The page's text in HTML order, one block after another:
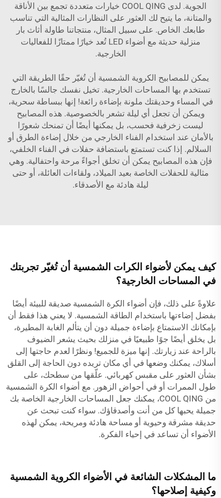
الجوية. لدى COOL QING خيارات متعددة تجمع بين الأناقة
والمتانة، ما يتيح لك العثور على النظارات المثالية التي تناسب
طابعك الخاص. على سبيل المثال، منتجاتنا طاولة أثاث بار
منزلية حديثة مع أضواء LED
تُعد خيارًا ممتازًا للفعاليات
الخارجية.
يمكن للمصابيح الكروية الشمسية أن تُغيّر حقًا الطريقة التي
تستخدم بها المساحات الخارجية. تخيل نفسك جالسًا بالخارج
في المساء وحديقتك ملونة بإضاءة رائعة! إنها ببساطة سحرية،
ويمكن أن تجعل أي ليلة تشعر بالخصوصية. هذه المصابيح
ليست زخرفية فحسب، بل يمكنها أيضًا أن تمنحك شعورًا
بالأمان عند استخدام الفناء الخارجي من خلال إضاءة الطرق أو
السلالم. إذا كنت تستمتع باستضافة حفلات في الفناء الخلفي،
فإن هذه المصابيح يمكن أن تخلق أجواءً مرحة واحتفالية. وهي
مثالية للحفلات الخاصة بعيد الميلاد، ولقاءات العائلة، أو حتى
ليلة هادئة مع الأصدقاء.
كيف يمكن لأضواء الكرات الشمسية أن تُغيّر تجربتك
في المساحات الخارجية؟
علاوةً على ذلك، فإن أضواء الكرة الشمسية صديقة للبيئة أيضًا
بفضل إضاءتها باستخدام الطاقة الشمسية. لا يعني هذا فقط أن
بإمكانك الاستمتاع بإضاءة جميلة دون أن يتألم الغابة المطيرة،
بل يخلق أيضًا جوًا طبيعيًا في منزلك بحيث يشعر الضيوف
بالراحة عند زيارتك. إنها ميزة للجميع! ونظرًا لعدم حاجتها إلى
أسلاك، يمكنك وضعها في أي مكان تريده دون الحاجة إلى القلق
بشأن العثور على مقبس كهربائي. علّقها من سطحك، على
طول الممرات أو في أحواض الزهور. مع أضواء الكرة الشمسية
من COOL QING، يمكنك جعل المساحات الخارجية الخاصة بك
جميلة يحبها كل من أنت وأصدقاؤك. سواء كنت تبحث عن
حديقة مشرقة وحيوية أو مساحة هادئة ومريحة، يمكن لهذه
الأضواء أن تساعد في إحياء الفكرة.
ما المشكلات الشائعة في الأضواء الكروية الشمسية
وكيفية إصلاحها؟